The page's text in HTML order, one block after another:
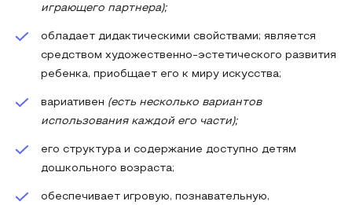
играющего партнера);
обладает дидактическими свойствами; является
средством художественно-эстетического развития
ребенка, приобщает его к миру искусства;
вариативен (есть несколько вариантов
использования каждой его части);
его структура и содержание доступно детям
дошкольного возраста;
обеспечивает игровую, познавательную,